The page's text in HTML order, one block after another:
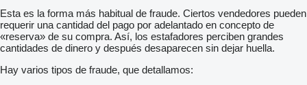
Esta es la forma más habitual de fraude. Ciertos vendedores pueden
requerir una cantidad del pago por adelantado en concepto de
«reserva» de su compra. Así, los estafadores perciben grandes
cantidades de dinero y después desaparecen sin dejar huella.
Hay varios tipos de fraude, que detallamos: